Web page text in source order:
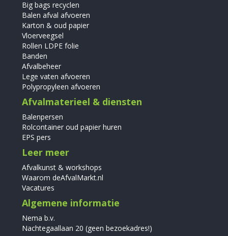
Big bags recyclen
Balen afval afvoeren
Karton & oud papier
Vloerveegsel
Rollen LDPE folie
Banden
Afvalbeheer
Lege vaten afvoeren
Polypropyleen afvoeren
Afvalmaterieel & diensten
Balenpersen
Rolcontainer oud papier huren
EPS pers
Leer meer
Afvalkunst & workshops
Waarom deAfvalMarkt.nl
Vacatures
Algemene informatie
Nema b.v.
Nachtegaallaan 20 (geen bezoekadres!)